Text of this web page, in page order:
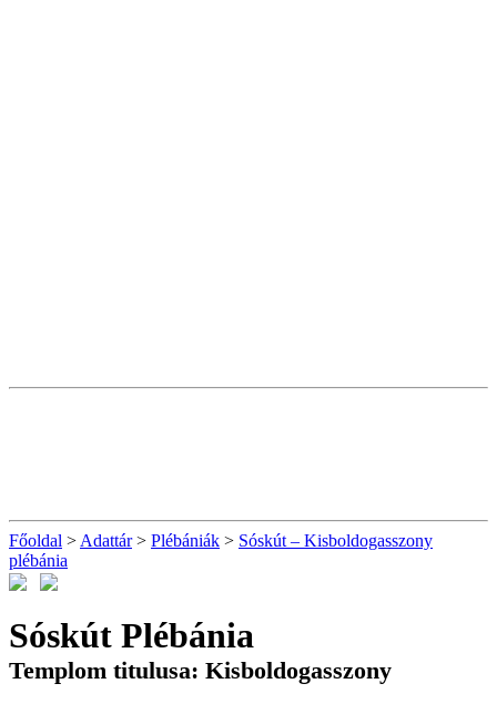
Főoldal > Adattár> Plébániák > Sóskút – Kisboldogasszony
plébánia
Sóskút Plébánia
Templom titulusa: Kisboldogasszony